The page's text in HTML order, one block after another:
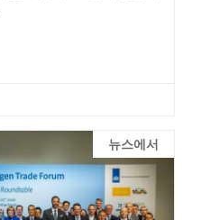
뉴스에서